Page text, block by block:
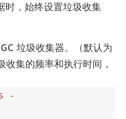
时，始终设置垃圾收集
垃圾收集器。（默认为
收集的频率和执行时间，
-